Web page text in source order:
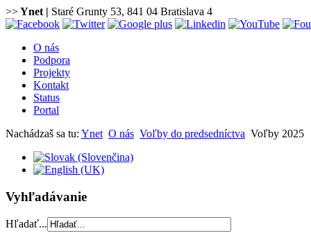
>>Ynet | Staré Grunty 53, 841 04 Bratislava 4
O nás
Podpora
Projekty
Kontakt
Status
Portal
Nachádzaš sa tu: Ynet O nás Voľby do predsedníctva Voľby 2025
Vyhľadávanie
Hľadať...